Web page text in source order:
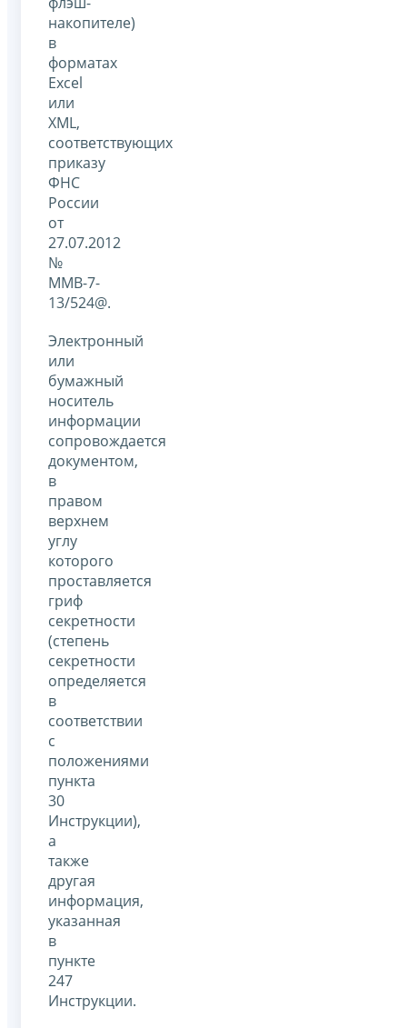
накопителе)
в
форматах
Excel
или
XML,
соответствующих
приказу
ФНС
России
от
27.07.2012
№
ММВ-7-
13/524@.
Электронный
или
бумажный
носитель
информации
сопровождается
документом,
в
правом
верхнем
углу
которого
проставляется
гриф
секретности
(степень
секретности
определяется
в
соответствии
с
положениями
пункта
30
Инструкции),
а
также
другая
информация,
указанная
в
пункте
247
Инструкции.